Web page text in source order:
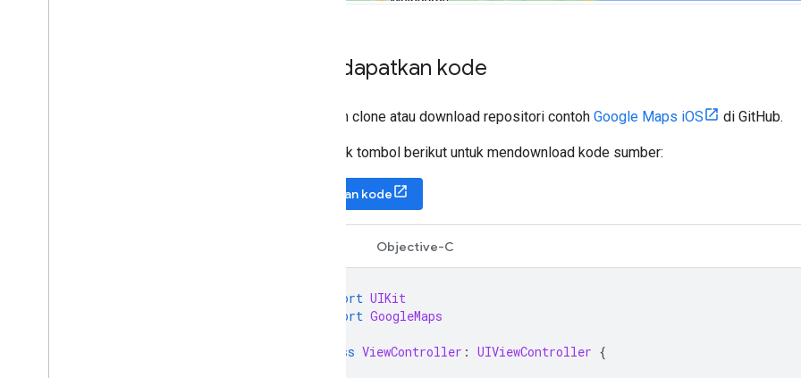
Mendapatkan kode
Lakukan clone atau download repositori contoh Google Maps iOS di GitHub.
Atau, klik tombol berikut untuk mendownload kode sumber:
Berikan kode
Objective-C
import UIKit
import GoogleMaps
class ViewController : UIViewController {